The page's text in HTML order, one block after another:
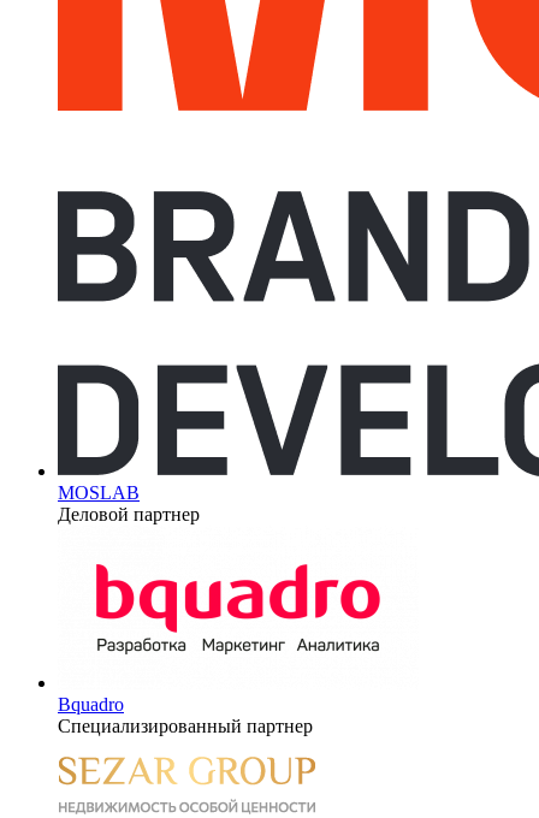
MOSLAB
Деловой партнер
Bquadro
Специализированный партнер